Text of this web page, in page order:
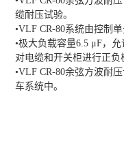
缆耐压试验。
•VLF CR-80系统由控制
•极大负载容量6.5 μF，
对电缆和开关柜进行正负
•VLF CR-80余弦方波耐
车系统中。